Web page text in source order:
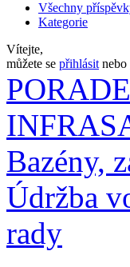
Všechny
Kategorie
Vítejte,
můžete se přihlásit nebo
Bazény,
Údržba
rady